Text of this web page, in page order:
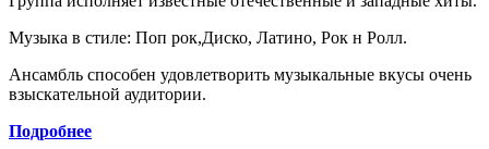
Музыка в стиле: Поп рок,Диско, Латино, Рок н Ролл.
Ансамбль способен удовлетворить музыкальные вкусы очень
взыскательной аудитории.
Подробнее